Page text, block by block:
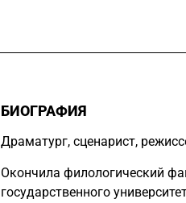
БИОГРАФИЯ
Драматург, сценарист,
Окончила филологический
государственного